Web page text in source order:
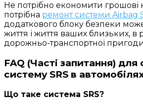
Не потрібно економити
потрібна ремонт системи Airbag
додаткового блоку безпеки
життя і життя ваших близьких, в
дорожньо-транспортної
FAQ (Часті запитання) для
систему SRS в
Що таке система SRS?